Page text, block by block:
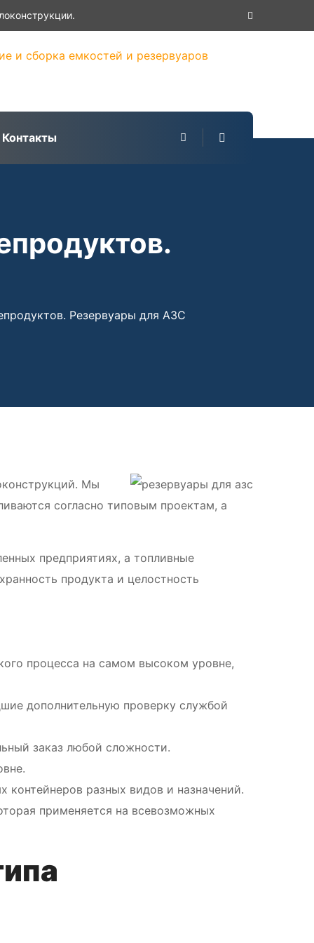
Контакты
Резервуары для АЗС
Мы
согласно типовым проектам, а
предприятиях, а топливные
продукта и целостность
процесса на самом высоком уровне,
дополнительную проверку службой
заказ любой сложности.
контейнеров разных видов и назначений.
применяется на всевозможных